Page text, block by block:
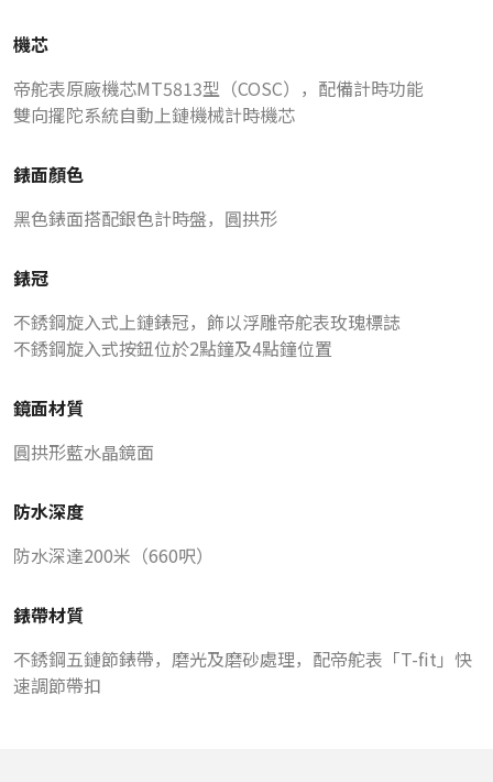
機芯
帝舵表原廠機芯MT5813型（COSC），配備計時功能
雙向擺陀系統自動上鏈機械計時機芯
錶面顏色
黑色錶面搭配銀色計時盤，圓拱形
錶冠
不銹鋼旋入式上鏈錶冠，飾以浮雕帝舵表玫瑰標誌
不銹鋼旋入式按鈕位於2點鐘及4點鐘位置
鏡面材質
圓拱形藍水晶鏡面
防水深度
防水深達200米（660呎）
錶帶材質
不銹鋼五鏈節錶帶，磨光及磨砂處理，配帝舵表「T-fit」快
速調節帶扣